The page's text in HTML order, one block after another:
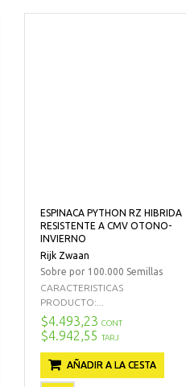
ESPINACA PYTHON RZ HIBRIDA
RESISTENTE A CMV OTONO-
INVIERNO
Rijk Zwaan
Sobre por 100.000 Semillas
CARACTERISTICAS
PRODUCTO:...
$4.493,23 CONT
$4.942,55 TARJ
AÑADIR A LA CESTA